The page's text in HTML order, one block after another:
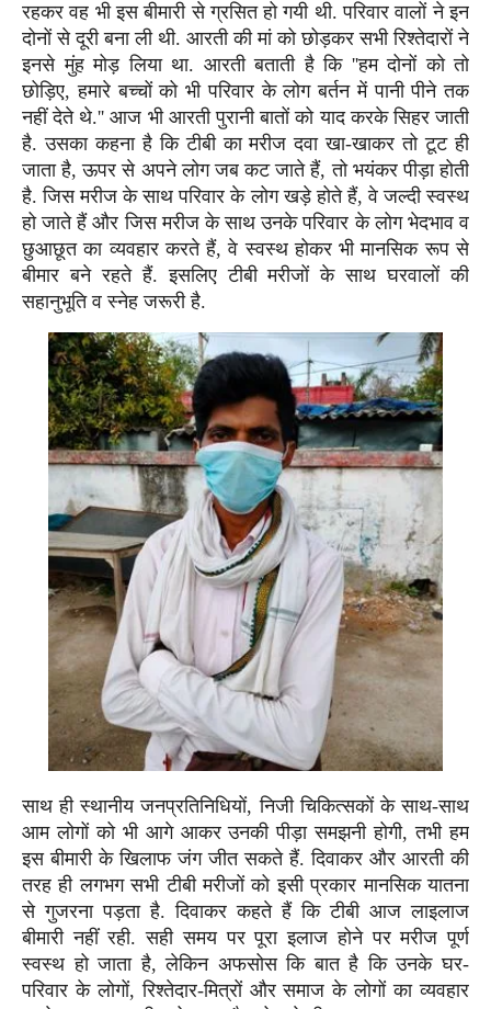
रहकर वह भी इस बीमारी से ग्रसित हो गयी थी. परिवार वालों ने इन
दोनों से दूरी बना ली थी. आरती की मां को छोड़कर सभी रिश्तेदारों ने
इनसे मुंह मोड़ लिया था. आरती बताती है कि ''हम दोनों को तो
छोड़िए, हमारे बच्चों को भी परिवार के लोग बर्तन में पानी पीने तक
नहीं देते थे.'' आज भी आरती पुरानी बातों को याद करके सिहर जाती
है. उसका कहना है कि टीबी का मरीज दवा खा-खाकर तो टूट ही
जाता है, ऊपर से अपने लोग जब कट जाते हैं, तो भयंकर पीड़ा होती
है. जिस मरीज के साथ परिवार के लोग खड़े होते हैं, वे जल्दी स्वस्थ
हो जाते हैं और जिस मरीज के साथ उनके परिवार के लोग भेदभाव व
छुआछूत का व्यवहार करते हैं, वे स्वस्थ होकर भी मानसिक रूप से
बीमार बने रहते हैं. इसलिए टीबी मरीजों के साथ घरवालों की
सहानुभूति व स्नेह जरूरी है.
साथ ही स्थानीय जनप्रतिनिधियों, निजी चिकित्सकों के साथ-साथ
आम लोगों को भी आगे आकर उनकी पीड़ा समझनी होगी, तभी हम
इस बीमारी के खिलाफ जंग जीत सकते हैं. दिवाकर और आरती की
तरह ही लगभग सभी टीबी मरीजों को इसी प्रकार मानसिक यातना
से गुजरना पड़ता है. दिवाकर कहते हैं कि टीबी आज लाइलाज
बीमारी नहीं रही. सही समय पर पूरा इलाज होने पर मरीज पूर्ण
स्वस्थ हो जाता है, लेकिन अफसोस कि बात है कि उनके घर-
परिवार के लोगों, रिश्तेदार-मित्रों और समाज के लोगों का व्यवहार